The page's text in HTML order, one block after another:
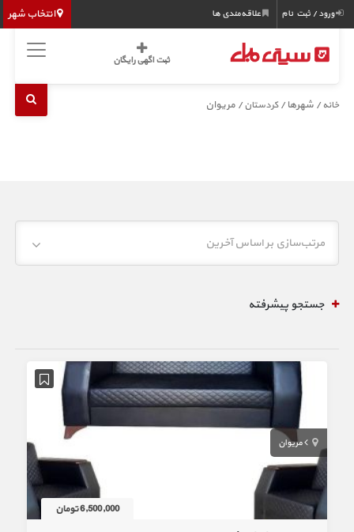
انتخاب شهر ورود / ثبت نام علاقه‌مندی ها
ثبت اگهی رایگان
خانه / شهرها /کردستان/ مریوان
مرتب‌سازی بر اساس آخرین
جستجو پیشرفته
مریوان
6,500,000 تومان